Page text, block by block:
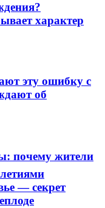
характер
эту ошибку с
об
почему жители
— секрет